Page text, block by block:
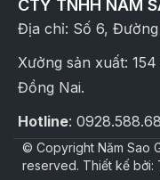
CTY TNHH NĂM
Địa chỉ: Số 6, Đường
Xưởng sản xuất:
Đồng Nai.
Hotline:
© Copyright Năm Sao
reserved. Thiết kế bởi: